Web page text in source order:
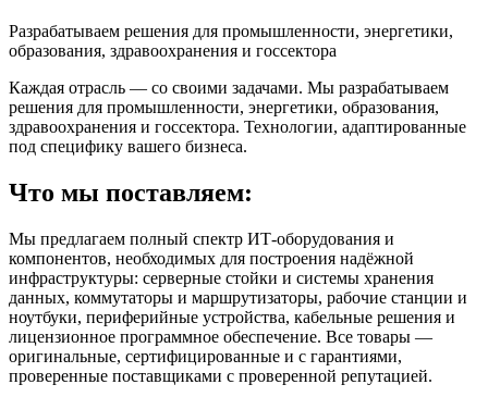
Разрабатываем решения для промышленности, энергетики,
образования, здравоохранения и госсектора
Каждая отрасль — со своими задачами. Мы разрабатываем
решения для промышленности, энергетики, образования,
здравоохранения и госсектора. Технологии, адаптированные
под специфику вашего бизнеса.
Что мы поставляем:
Мы предлагаем полный спектр ИТ-оборудования и
компонентов, необходимых для построения надёжной
инфраструктуры: серверные стойки и системы хранения
данных, коммутаторы и маршрутизаторы, рабочие станции и
ноутбуки, периферийные устройства, кабельные решения и
лицензионное программное обеспечение. Все товары —
оригинальные, сертифицированные и с гарантиями,
проверенные поставщиками с проверенной репутацией.